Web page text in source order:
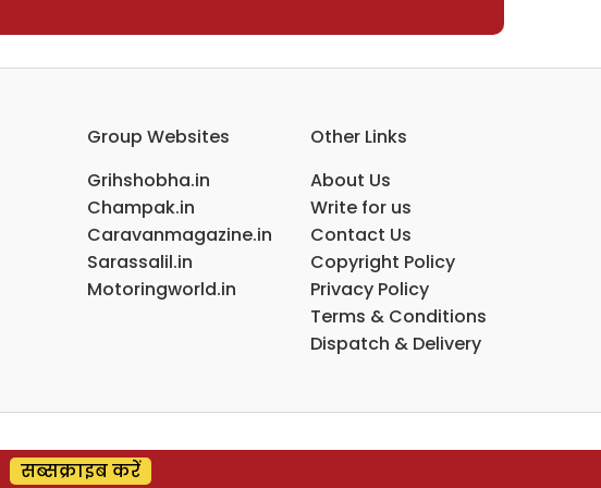
Group Websites
Grihshobha.in
Champak.in
Caravanmagazine.in
Sarassalil.in
Motoringworld.in
Other Links
About Us
Write for us
Contact Us
Copyright Policy
Privacy Policy
Terms & Conditions
Dispatch & Delivery
सब्सक्राइब करें